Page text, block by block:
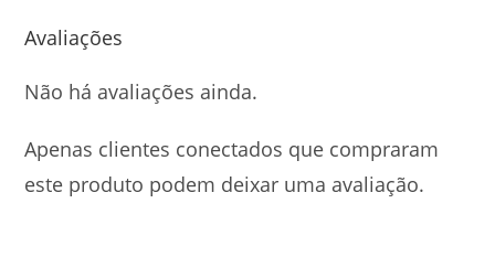
Avaliações
Não há avaliações ainda.
Apenas clientes conectados que compraram
este produto podem deixar uma avaliação.